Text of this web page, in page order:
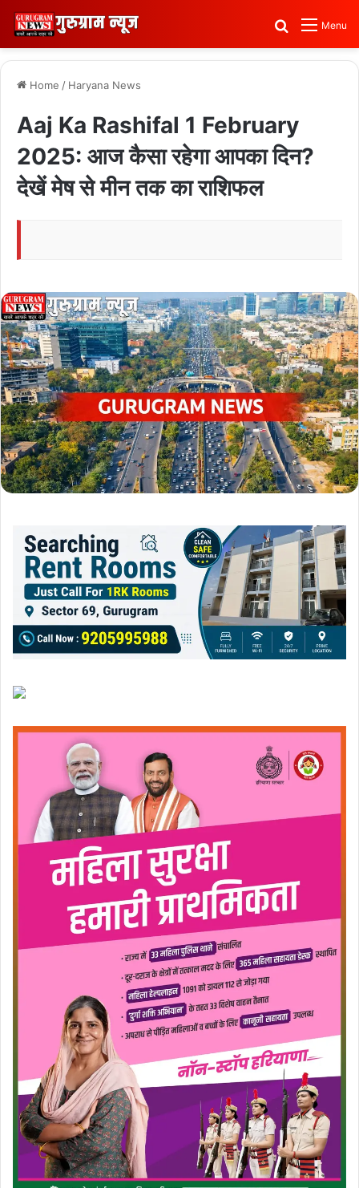
Menu
Search for
Home / Haryana News
Aaj Ka Rashifal 1 February
2025: आज कैसा रहेगा आपका दिन?
देखें मेष से मीन तक का राशिफल